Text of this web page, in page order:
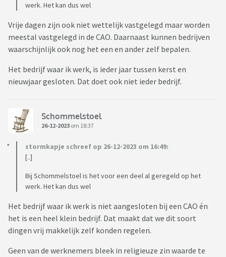
werk. Het kan dus wel
Vrije dagen zijn ook niet wettelijk vastgelegd maar worden
meestal vastgelegd in de CAO. Daarnaast kunnen bedrijven
waarschijnlijk ook nog het een en ander zelf bepalen.
Het bedrijf waar ik werk, is ieder jaar tussen kerst en
nieuwjaar gesloten. Dat doet ook niet ieder bedrijf.
Schommelstoel
26-12-2023 om 18:37
stormkapje schreef op 26-12-2023 om 16:49:
[..]
Bij Schommelstoel is het voor een deel al geregeld op het
werk. Het kan dus wel
Het bedrijf waar ik werk is niet aangesloten bij een CAO én
het is een heel klein bedrijf. Dat maakt dat we dit soort
dingen vrij makkelijk zelf konden regelen.
Geen van de werknemers bleek in religieuze zin waarde te